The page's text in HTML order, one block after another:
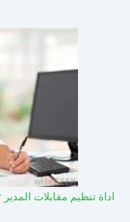
اداة تنظيم مقابلات المدير Interview Manager